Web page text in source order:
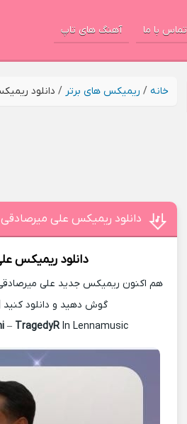
تماس با ما آهنگ های تاپ
خانه / ریمیکس های برتر / دانلود
دانلود ریمیکس علی میرصادقی
دانلود ریمیکس
هم اکنون ریمیکس جدید علی
گوش دهید و دانلود کنید
– TragedyRIn Lennamusic